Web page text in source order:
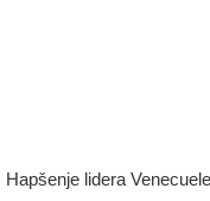
lidera